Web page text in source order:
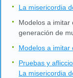
La misericordia
Modelos a imitar
generación de
Modelos a imitar
Pruebas y
La misericordia